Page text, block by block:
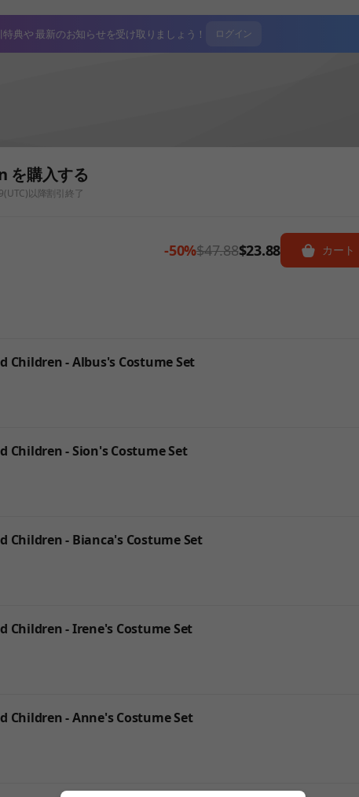
特典や最新のお知らせを受け取りましょう！ ログイン
を購入する
以降割引終了
-50%$47.88$23.88 カート
Children - Albus's Costume Set
Children - Sion's Costume Set
Children - Bianca's Costume Set
Children - Irene's Costume Set
Children - Anne's Costume Set